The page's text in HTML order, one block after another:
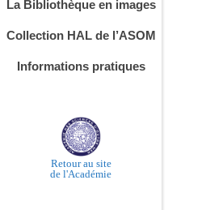
La Bibliothèque en images
Collection HAL de l’ASOM
Informations pratiques
Retour au site
de l'Académie